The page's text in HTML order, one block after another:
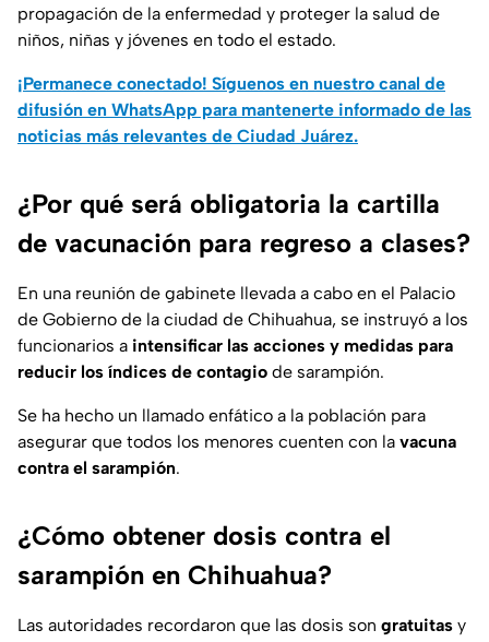
propagación de la enfermedad y proteger la salud de
niños, niñas y jóvenes en todo el estado.
¡Permanece conectado! Síguenos en nuestro canal de
difusión en WhatsApp para mantenerte informado de las
noticias más relevantes de Ciudad Juárez.
¿Por qué será obligatoria la cartilla
de vacunación para regreso a clases?
En una reunión de gabinete llevada a cabo en el Palacio
de Gobierno de la ciudad de Chihuahua, se instruyó a los
funcionarios a intensificar las acciones y medidas para
reducir los índices de contagio de sarampión.
Se ha hecho un llamado enfático a la población para
asegurar que todos los menores cuenten con la vacuna
contra el sarampión.
¿Cómo obtener dosis contra el
sarampión en Chihuahua?
Las autoridades recordaron que las dosis son gratuitas y